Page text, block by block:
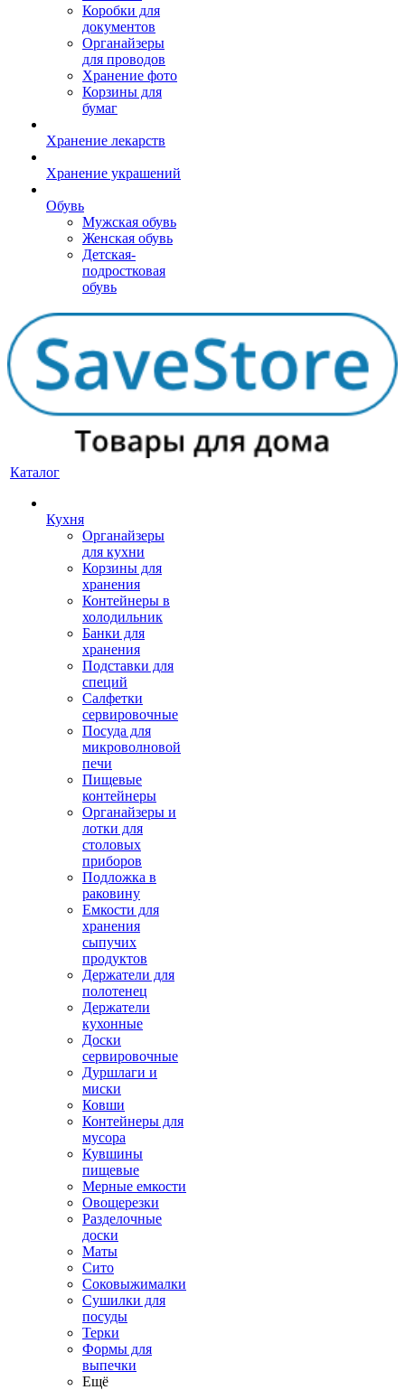
Коробки для
документов
Органайзеры
для проводов
Хранение фото
Корзины для
бумаг
Хранение лекарств
Хранение украшений
Обувь
Мужская обувь
Женская обувь
Детская-
подростковая
обувь
Каталог
Кухня
Органайзеры
для кухни
Корзины для
хранения
Контейнеры в
холодильник
Банки для
хранения
Подставки для
специй
Салфетки
сервировочные
Посуда для
микроволновой
печи
Пищевые
контейнеры
Органайзеры и
лотки для
столовых
приборов
Подложка в
раковину
Емкости для
хранения
сыпучих
продуктов
Держатели для
полотенец
Держатели
кухонные
Доски
сервировочные
Дуршлаги и
миски
Ковши
Контейнеры для
мусора
Кувшины
пищевые
Мерные емкости
Овощерезки
Разделочные
доски
Маты
Сито
Соковыжималки
Сушилки для
посуды
Терки
Формы для
выпечки
Ещё